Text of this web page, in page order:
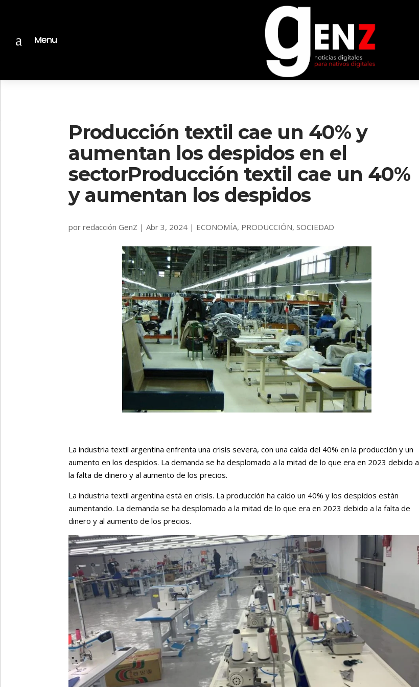
a Menu
Producción textil cae un 40% y
aumentan los despidos en el
sectorProducción textil cae un 40%
y aumentan los despidos
porredacción GenZ |Abr 3, 2024 | ECONOMÍA, PRODUCCIÓN,SOCIEDAD
La industria textil argentina enfrenta una crisis severa, con una caída del 40% en la producción y un
aumento en los despidos. La demanda se ha desplomado a la mitad de lo que era en 2023 debido a
la falta de dinero y al aumento de los precios.
La industria textil argentina está en crisis. La producción ha caído un 40% y los despidos están
aumentando. La demanda se ha desplomado a la mitad de lo que era en 2023 debido a la falta de
dinero y al aumento de los precios.